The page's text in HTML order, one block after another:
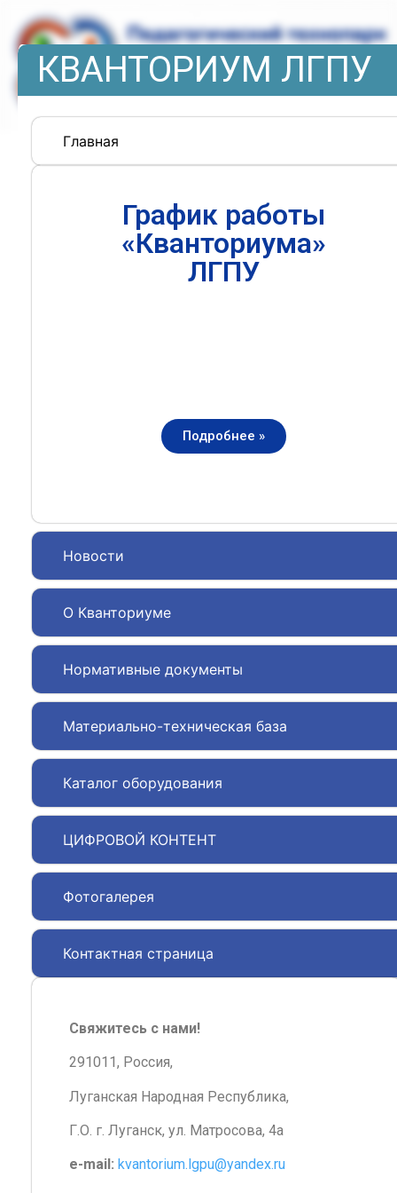
КВАНТОРИУМ ЛГПУ
Главная
Новости
О Кванториуме
Нормативные документы
Материально-техническая база
Каталог оборудования
ЦИФРОВОЙ КОНТЕНТ
Фотогалерея
Контактная страница
График работы
«Кванториума»
ЛГПУ
Подробнее »
Свяжитесь с нами!
291011, Россия,
Луганская Народная Республика,
Г.О. г. Луганск, ул. Матросова, 4а
e-mail: kvantorium.lgpu@yandex.ru